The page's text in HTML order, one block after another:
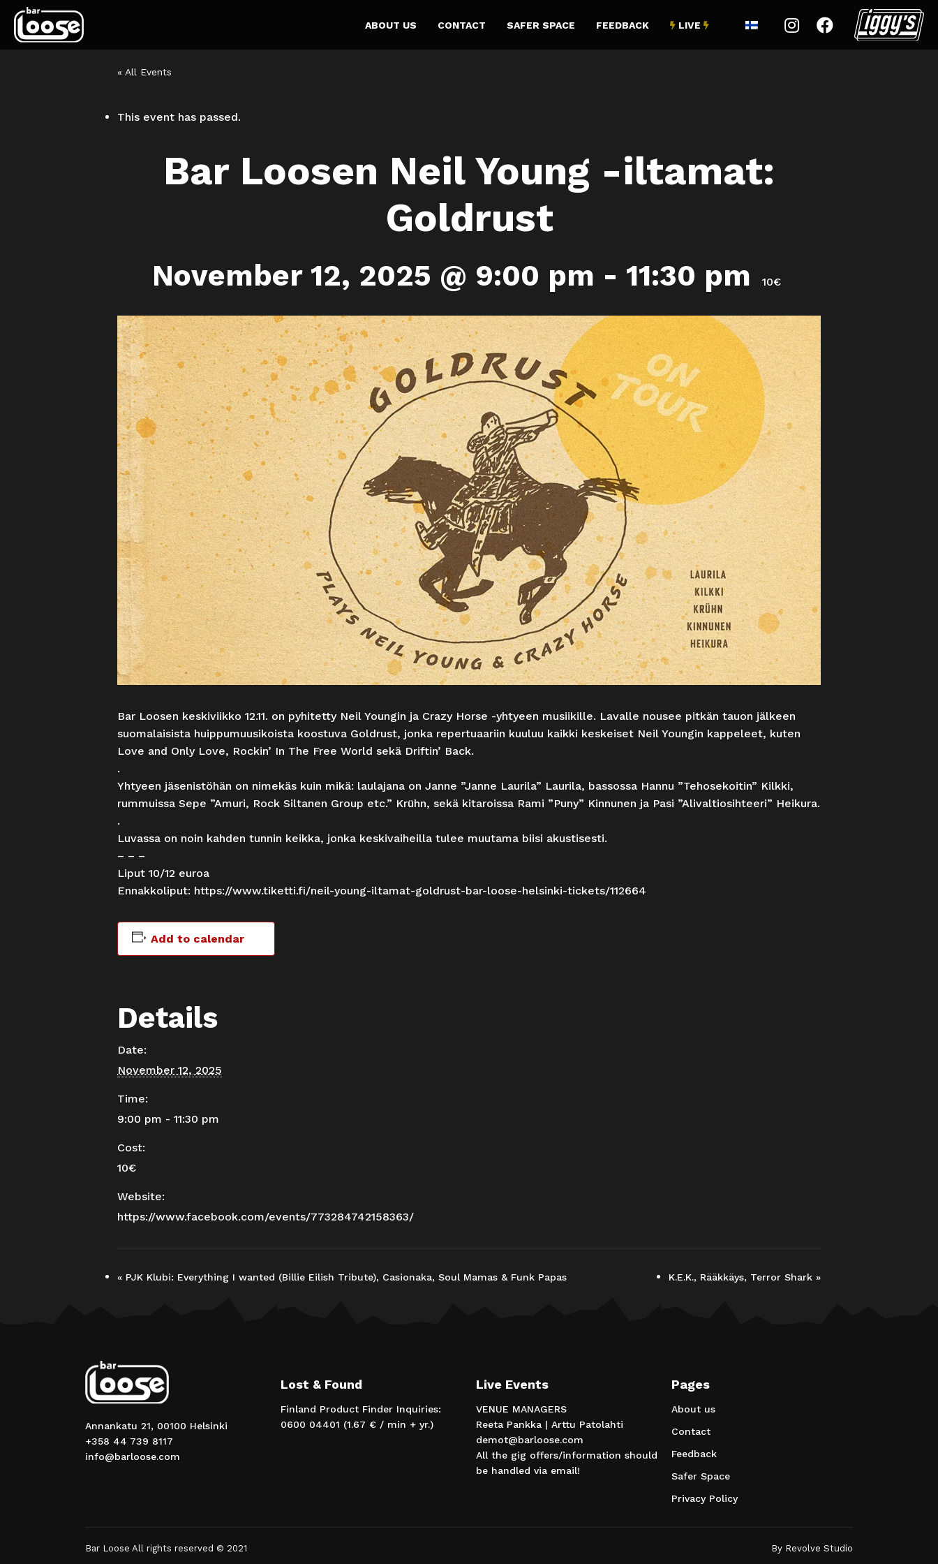
ABOUT US CONTACT SAFER SPACE FEEDBACK  LIVE   
« All Events
This event has passed.
Bar Loosen Neil Young -iltamat:
Goldrust
November 12, 2025 @ 9:00 pm - 11:30 pm 10€
Bar Loosen keskiviikko 12.11. on pyhitetty Neil Youngin ja Crazy Horse -yhtyeen musiikille. Lavalle nousee pitkän tauon jälkeen
suomalaisista huippumuusikoista koostuva Goldrust, jonka repertuaariin kuuluu kaikki keskeiset Neil Youngin kappeleet, kuten
Love and Only Love, Rockin’ In The Free World sekä Driftin’ Back.
.
Yhtyeen jäsenistöhän on nimekäs kuin mikä: laulajana on Janne ”Janne Laurila” Laurila, bassossa Hannu ”Tehosekoitin” Kilkki,
rummuissa Sepe ”Amuri, Rock Siltanen Group etc.” Krühn, sekä kitaroissa Rami ”Puny” Kinnunen ja Pasi ”Alivaltiosihteeri” Heikura.
.
Luvassa on noin kahden tunnin keikka, jonka keskivaiheilla tulee muutama biisi akustisesti.
– – –
Liput 10/12 euroa
Ennakkoliput: https://www.tiketti.fi/neil-young-iltamat-goldrust-bar-loose-helsinki-tickets/112664
Add to calendar
Details
Date:
November 12, 2025
Time:
9:00 pm - 11:30 pm
Cost:
10€
Website:
https://www.facebook.com/events/773284742158363/
« PJK Klubi: Everything I wanted (Billie Eilish Tribute), Casionaka, Soul Mamas & Funk Papas K.E.K., Rääkkäys, Terror Shark »
Annankatu 21, 00100 Helsinki
+358 44 739 8117
info@barloose.com
Lost & Found
Finland Product Finder Inquiries:
0600 04401 (1.67 € / min + yr.)
Live Events
VENUE MANAGERS
Reeta Pankka | Arttu Patolahti
demot@barloose.com
All the gig offers/information should
be handled via email!
Pages
About us
Contact
Feedback
Safer Space
Privacy Policy
Bar Loose All rights reserved © 2021 By Revolve Studio